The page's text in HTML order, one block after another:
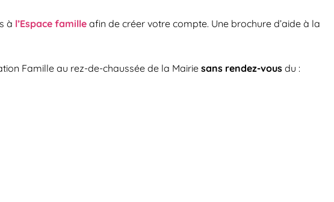
à l’Espace famille afin de créer votre compte. Une brochure d’aide à la
Famille au rez-de-chaussée de la Mairie sans rendez-vous du :